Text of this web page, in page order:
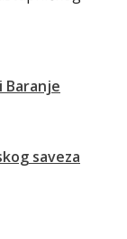
Baranje
saveza